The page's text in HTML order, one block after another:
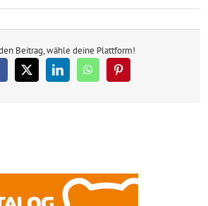
Beitrag, wähle deine Plattform!
X LinkedInWhatsAppPinterest